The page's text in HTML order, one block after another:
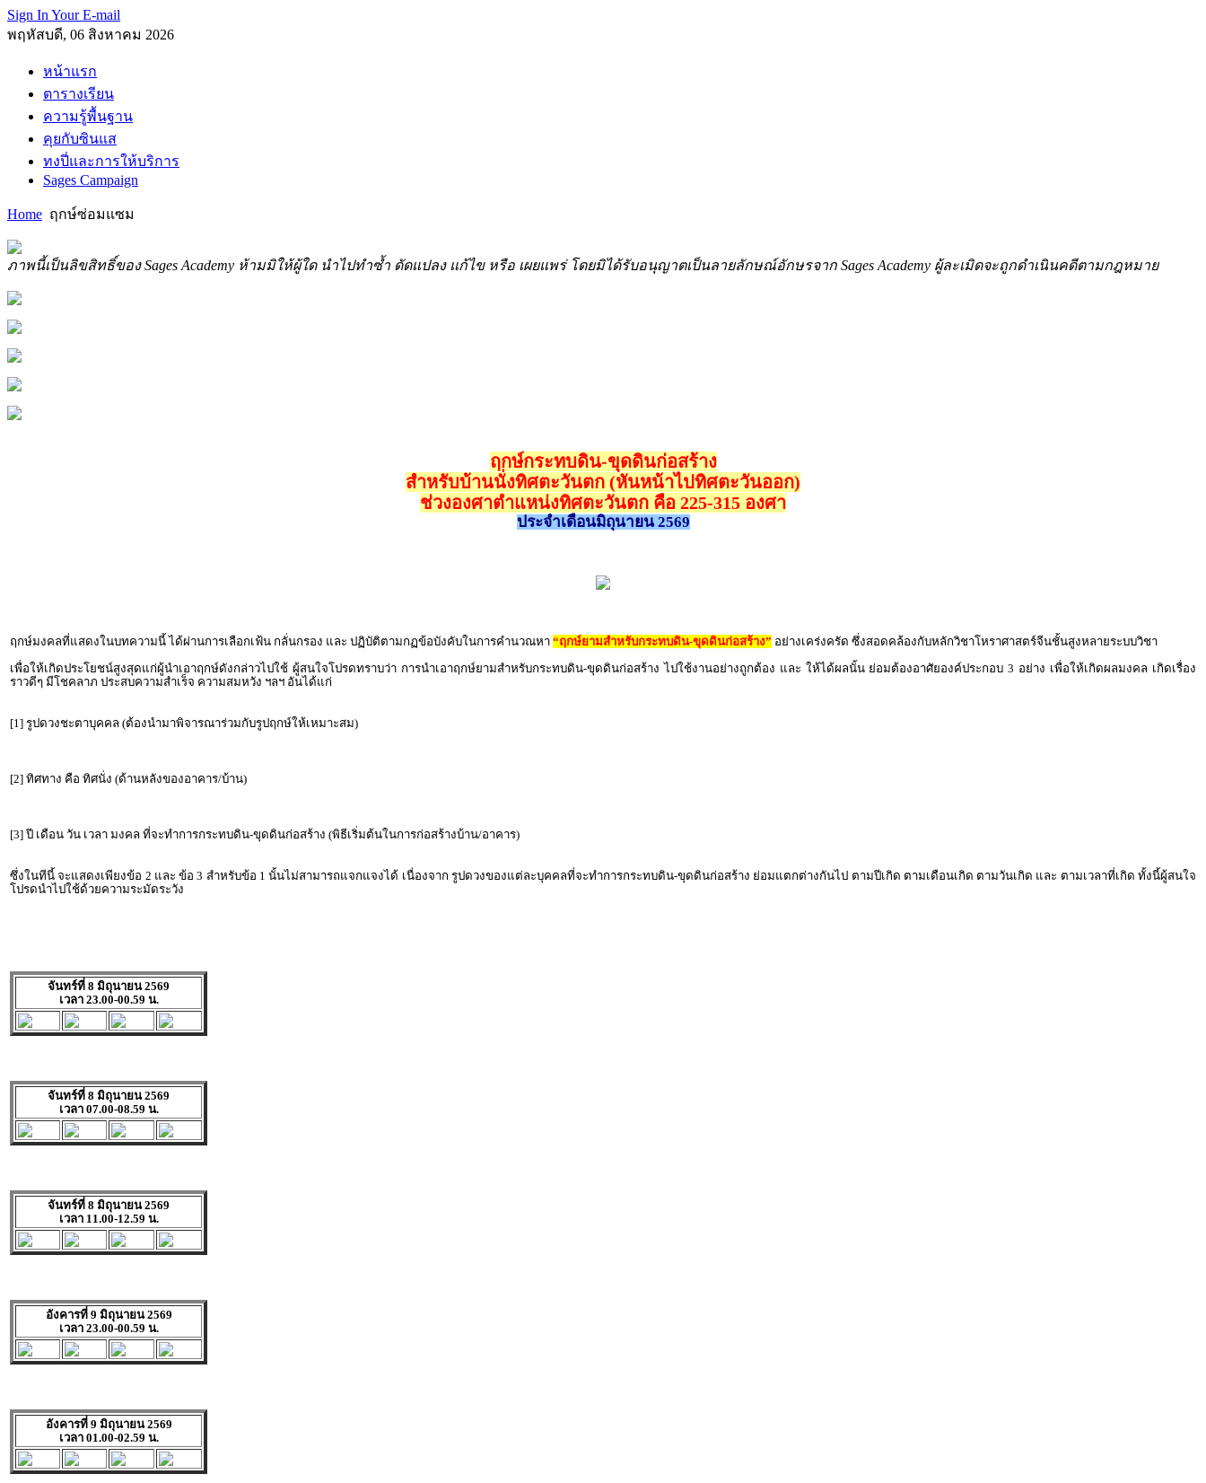
Sign In Your E-mail
พฤหัสบดี, 06 สิงหาคม 2026
หน้าแรก
ตารางเรียน
ความรู้พื้นฐาน
คุยกับซินแส
ทงปี่และการให้บริการ
Sages Campaign
Home ฤกษ์ซ่อมแซม
ภาพนี้เป็นลิขสิทธิ์ของ Sages Academy ห้ามมิให้ผู้ใด นำไปทำซ้ำ ดัดแปลง แก้ไข หรือ เผยแพร่ โดยมิได้รับอนุญาตเป็นลายลักษณ์อักษรจาก Sages Academy ผู้ละเมิดจะถูกดำเนินคดีตามกฎหมาย
ฤกษ์กระทบดิน-ขุดดินก่อสร้าง
สำหรับบ้านนั่งทิศตะวันตก (หันหน้าไปทิศตะวันออก)
ช่วงองศาตำแหน่งทิศตะวันตก คือ 225-315 องศา
ประจำเดือนมิถุนายน 2569
ฤกษ์มงคลที่แสดงในบทความนี้ ได้ผ่านการเลือกเฟ้น กลั่นกรอง และ ปฏิบัติตามกฏข้อบังคับในการคำนวณหา “ฤกษ์ยามสำหรับกระทบดิน-ขุดดินก่อสร้าง” อย่างเคร่งครัด ซึ่งสอดคล้องกับหลักวิชาโหราศาสตร์จีนชั้นสูงหลายระบบวิชา
เพื่อให้เกิดประโยชน์สูงสุดแก่ผู้นำเอาฤกษ์ดังกล่าวไปใช้ ผู้สนใจโปรดทราบว่า การนำเอาฤกษ์ยามสำหรับกระทบดิน-ขุดดินก่อสร้าง ไปใช้งานอย่างถูกต้อง และ ให้ได้ผลนั้น ย่อมต้องอาศัยองค์ประกอบ 3 อย่าง เพื่อให้เกิดผลมงคล เกิดเรื่อง
ราวดีๆ มีโชคลาภ ประสบความสำเร็จ ความสมหวัง ฯลฯ อันได้แก่
[1] รูปดวงชะตาบุคคล (ต้องนำมาพิจารณาร่วมกับรูปฤกษ์ให้เหมาะสม)
[2] ทิศทาง คือ ทิศนั่ง (ด้านหลังของอาคาร/บ้าน)
[3] ปี เดือน วัน เวลา มงคล ที่จะทำการกระทบดิน-ขุดดินก่อสร้าง (พิธีเริ่มต้นในการก่อสร้างบ้าน/อาคาร)
ซึ่งในทีนี้ จะแสดงเพียงข้อ 2 และ ข้อ 3 สำหรับข้อ 1 นั้นไม่สามารถแจกแจงได้ เนื่องจาก รูปดวงของแต่ละบุคคลที่จะทำการกระทบดิน-ขุดดินก่อสร้าง ย่อมแตกต่างกันไป ตามปีเกิด ตามเดือนเกิด ตามวันเกิด และ ตามเวลาที่เกิด ทั้งนี้ผู้สนใจ
โปรดนำไปใช้ด้วยความระมัดระวัง
จันทร์ที่ 8 มิถุนายน 2569
เวลา 23.00-00.59 น.
จันทร์ที่ 8 มิถุนายน 2569
เวลา 07.00-08.59 น.
จันทร์ที่ 8 มิถุนายน 2569
เวลา 11.00-12.59 น.
อังคารที่ 9 มิถุนายน 2569
เวลา 23.00-00.59 น.
อังคารที่ 9 มิถุนายน 2569
เวลา 01.00-02.59 น.